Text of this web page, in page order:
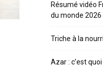
Résumé vidéo
du monde 2026
Triche à la
Azar : c’est